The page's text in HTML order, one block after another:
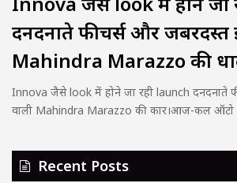
दनदनाते फीचर्स और जबरदस्त
Mahindra Marazzo की
Innova जैसे look में होने जा रही launch दनदनाते
वाली Mahindra Marazzo की कार।आज-कल ऑटो
Recent Posts